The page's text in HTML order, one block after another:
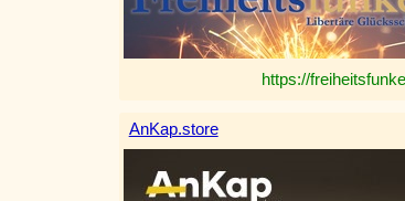
https://
AnKap.store